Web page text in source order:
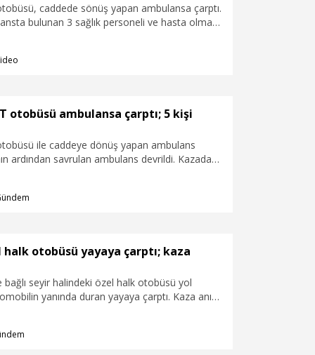
caddede sönüş yapan ambulansa çarptı.
bulunan 3 sağlık personeli ve hasta olmak
otobüsü ambulansa çarptı; 5 kişi
ile caddeye dönüş yapan ambulans
ardından savrulan ambulans devrildi. Kazada
kamerasına yansıdı.
halk otobüsü yayaya çarptı; kaza
bağlı seyir halindeki özel halk otobüsü yol
yanında duran yayaya çarptı. Kaza anı